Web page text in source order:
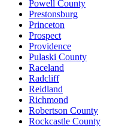
Powell County
Prestonsburg
Princeton
Prospect
Providence
Pulaski County
Raceland
Radcliff
Reidland
Richmond
Robertson County
Rockcastle County